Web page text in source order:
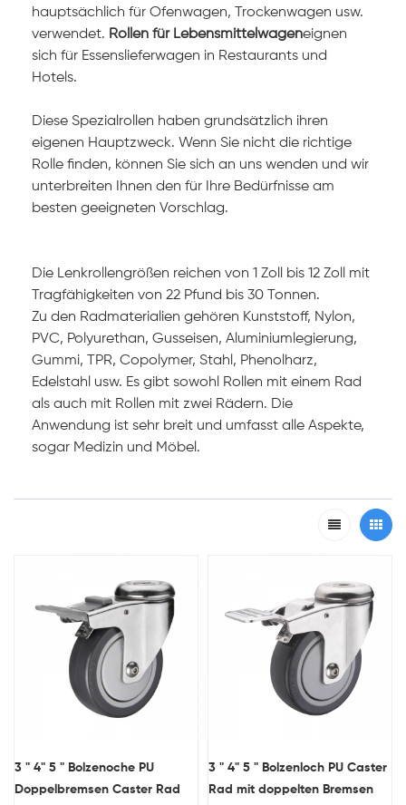
hauptsächlich für Ofenwagen, Trockenwagen usw.
verwendet. Rollen für Lebensmittelwageneignen
sich für Essenslieferwagen in Restaurants und
Hotels.
Diese Spezialrollen haben grundsätzlich ihren
eigenen Hauptzweck. Wenn Sie nicht die richtige
Rolle finden, können Sie sich an uns wenden und wir
unterbreiten Ihnen den für Ihre Bedürfnisse am
besten geeigneten Vorschlag.
Die Lenkrollengrößen reichen von 1 Zoll bis 12 Zoll mit
Tragfähigkeiten von 22 Pfund bis 30 Tonnen.
Zu den Radmaterialien gehören Kunststoff, Nylon,
PVC, Polyurethan, Gusseisen, Aluminiumlegierung,
Gummi, TPR, Copolymer, Stahl, Phenolharz,
Edelstahl usw. Es gibt sowohl Rollen mit einem Rad
als auch mit Rollen mit zwei Rädern. Die
Anwendung ist sehr breit und umfasst alle Aspekte,
sogar Medizin und Möbel.
3 " 4" 5 " Bolzenoche PU
Doppelbremsen Caster Rad
3 " 4" 5 " Bolzenloch PU Caster
Rad mit doppelten Bremsen